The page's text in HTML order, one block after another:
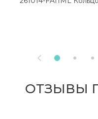

ОТЗЫВЫ